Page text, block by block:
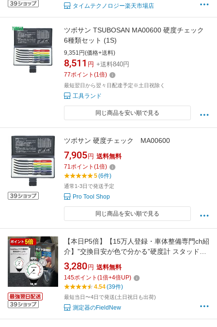
タイムテクノロジー楽天市場店
ツボサン TSUBOSAN MA00600 硬度チェック
6種類セット (1S)
9,351円(価格+送料)
8,511 円 +送料840円
77ポイント (1倍)
最短翌日から翌々日配達予定※土日祝除く
工具ランド
同じ商品を安い順で見る
ツボサン 硬度チェック MA00600
7,905 円 送料無料
71ポイント (1倍)
5(6件)
通常1-3日で発送予定
Pro Tool Shop
同じ商品を安い順で見る
【本日P5倍】【15万人登録・車体整備専門ch紹
介】”交換目安が色で分かる”硬度計 スタッドレ
スタイヤ 日本語説明書 1年保証 ハードケース付
き 国内ブランド ゴム Aタイプ FieldNew【メー
ル便5cm】
3,280 円 送料無料
145ポイント (1倍+4倍UP)
4.54(39件)
最短当日〜4日で発送(土日祝日も出荷)
測定器のFieldNew